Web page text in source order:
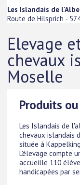
Les Islandais de l'Albe
Route de Hilsprich -
Elevage
chevaux
Moselle
Produits
Les Islandais de
chevaux islandais
située à
L'élevage compte
accueille 110
handicapées par